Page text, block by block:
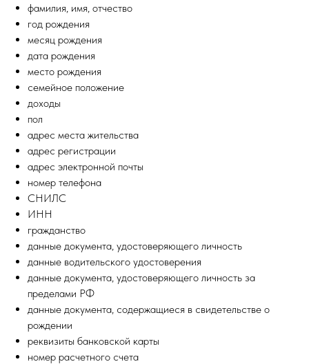
фамилия, имя, отчество
год рождения
месяц рождения
дата рождения
место рождения
семейное положение
доходы
пол
адрес места жительства
адрес регистрации
адрес электронной почты
номер телефона
СНИЛС
ИНН
гражданство
данные документа, удостоверяющего личность
данные водительского удостоверения
данные документа, удостоверяющего личность за
пределами РФ
данные документа, содержащиеся в свидетельстве о
рождении
реквизиты банковской карты
номер расчетного счета